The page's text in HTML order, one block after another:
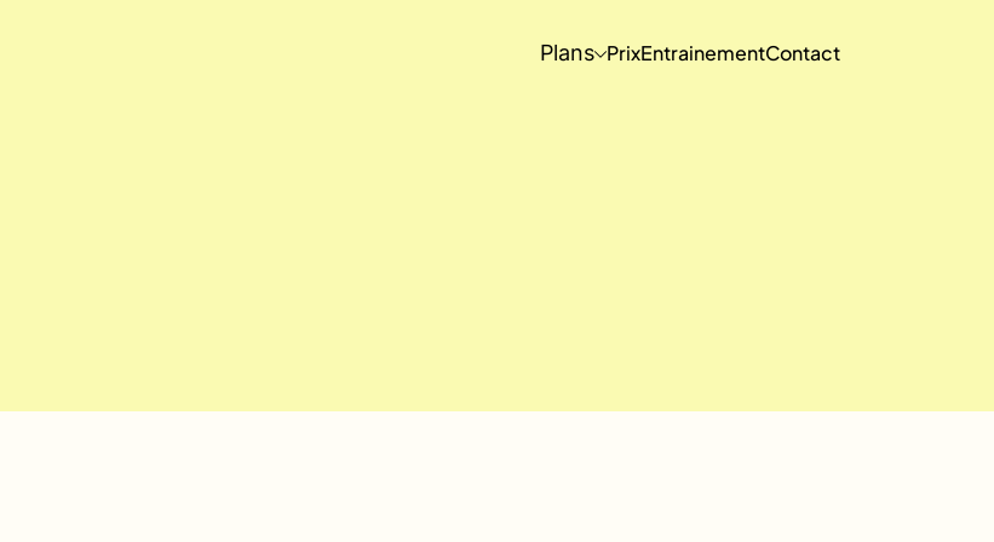
Plans PrixEntrainementContact